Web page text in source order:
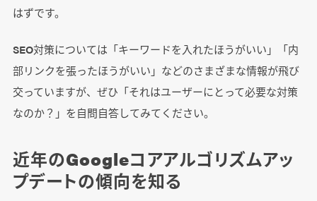
はずです。
SEO対策については「キーワードを入れたほうがいい」「内
部リンクを張ったほうがいい」などのさまざまな情報が飛び
交っていますが、ぜひ「それはユーザーにとって必要な対策
なのか？」を自問自答してみてください。
近年のGoogleコアアルゴリズムアッ
プデートの傾向を知る